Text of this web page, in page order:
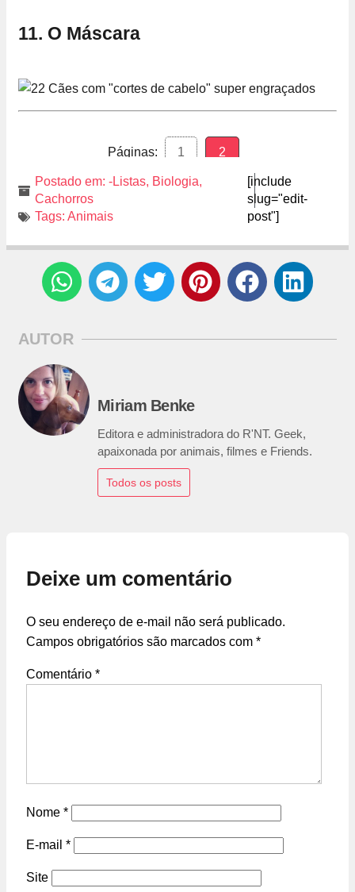
11. O Máscara
Páginas: 1 2
Postado em: -Listas, Biologia,
Cachorros
Tags: Animais
[include
slug="edit-
post"]
AUTOR
Miriam Benke
Editora e administradora do R'NT. Geek,
apaixonada por animais, filmes e Friends.
Todos os posts
Deixe um comentário
O seu endereço de e-mail não será publicado.
Campos obrigatórios são marcados com *
Comentário *
Nome *
E-mail *
Site